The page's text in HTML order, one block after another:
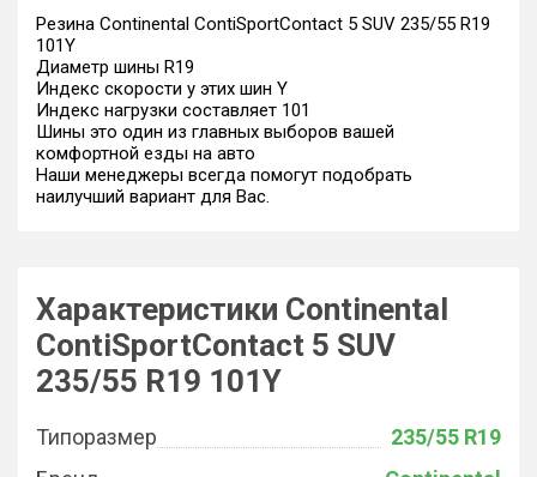
Резина Continental ContiSportContact 5 SUV 235/55 R19
101Y
Диаметр шины R19
Индекс скорости у этих шин Y
Индекс нагрузки составляет 101
Шины это один из главных выборов вашей
комфортной езды на авто
Наши менеджеры всегда помогут подобрать
наилучший вариант для Вас.
Характеристики Continental
ContiSportContact 5 SUV
235/55 R19 101Y
Типоразмер
235/55 R19